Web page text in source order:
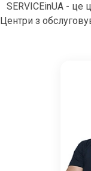
SERVICEinUA - це
Центри з